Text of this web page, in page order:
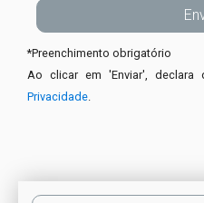
*Preenchimento obrigatório
Ao clicar em 'Enviar',
Privacidade